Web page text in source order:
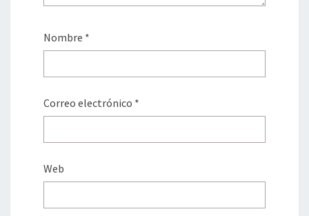
Nombre *
Correo electrónico *
Web